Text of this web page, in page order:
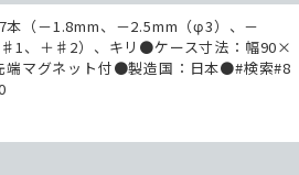
（－1.8mm、－2.5mm（φ3）、－
、＋♯2）、キリ●ケース寸法：幅90×
マグネット付●製造国：日本●#検索#8